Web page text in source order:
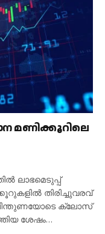
മണിക്കൂറിലെ
ലാഭമെടുപ്പ്
തിരിച്ചുവരവ്
പിന്തുണയോടെ ക്ലോസ്
ശേഷം…